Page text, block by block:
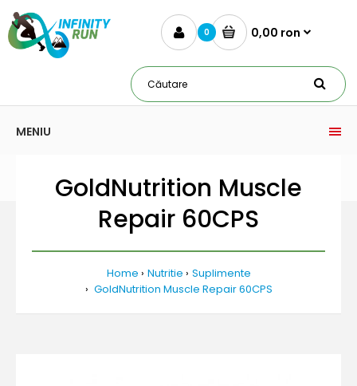
0 0,00 ron
MENIU
GoldNutrition Muscle
Repair 60CPS
Home Nutritie
Suplimente
GoldNutrition Muscle Repair 60CPS